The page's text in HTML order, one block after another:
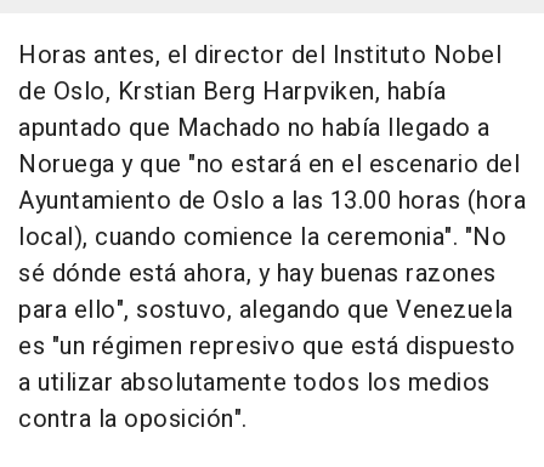
Horas antes, el director del Instituto Nobel
de Oslo, Krstian Berg Harpviken, había
apuntado que Machado no había llegado a
Noruega y que "no estará en el escenario del
Ayuntamiento de Oslo a las 13.00 horas (hora
local), cuando comience la ceremonia". "No
sé dónde está ahora, y hay buenas razones
para ello", sostuvo, alegando que Venezuela
es "un régimen represivo que está dispuesto
a utilizar absolutamente todos los medios
contra la oposición".